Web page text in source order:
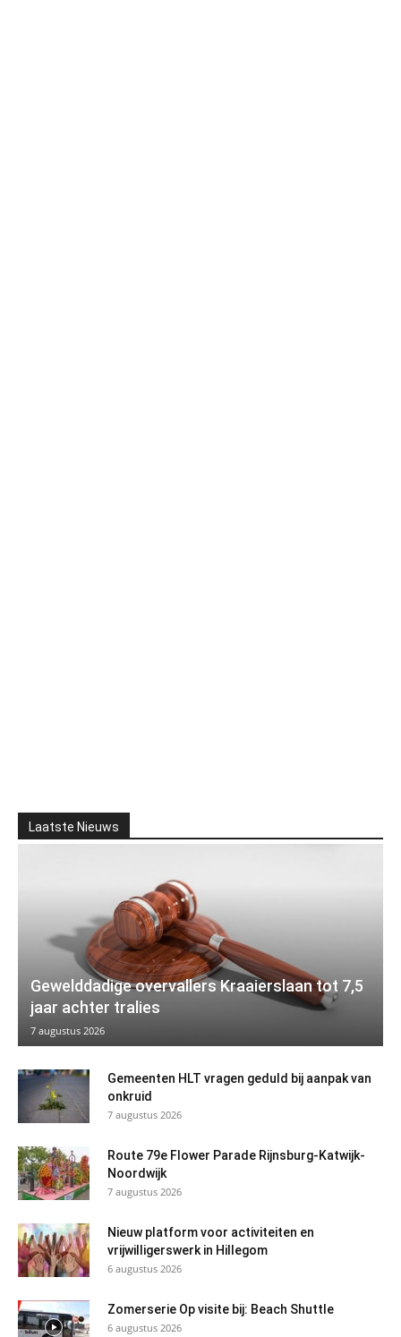
Laatste Nieuws
Gewelddadige overvallers Kraaierslaan tot 7,5
jaar achter tralies
7 augustus 2026
Gemeenten HLT vragen geduld bij aanpak van
onkruid
7 augustus 2026
Route 79e Flower Parade Rijnsburg-Katwijk-
Noordwijk
7 augustus 2026
Nieuw platform voor activiteiten en
vrijwilligerswerk in Hillegom
6 augustus 2026
Zomerserie Op visite bij: Beach Shuttle
6 augustus 2026